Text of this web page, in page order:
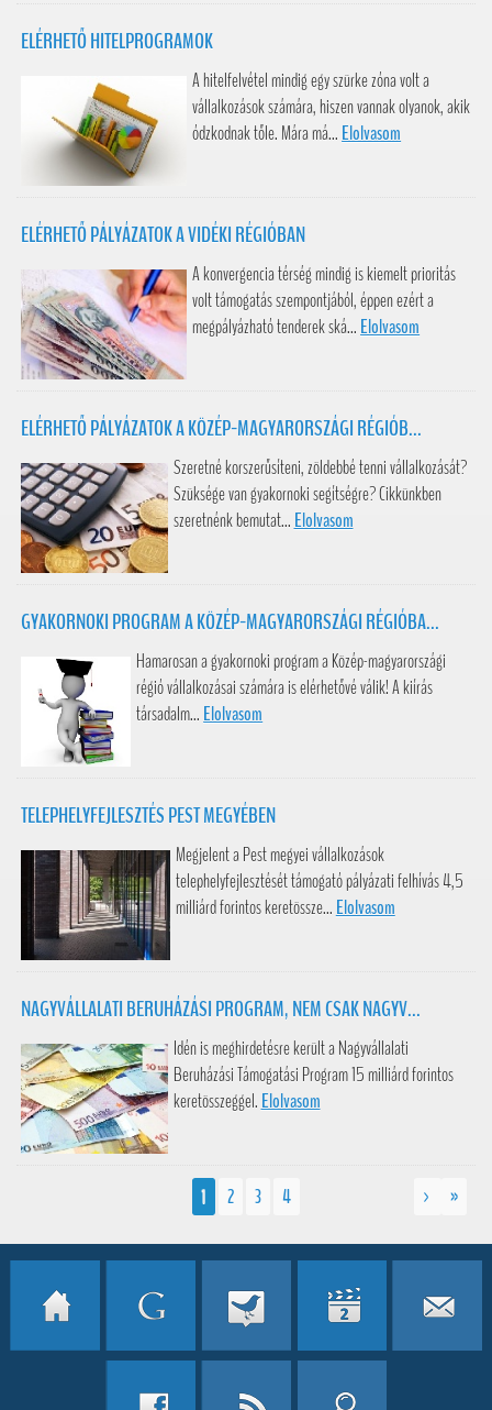
ELÉRHETŐ HITELPROGRAMOK
A hitelfelvétel mindig egy szürke zóna volt a
vállalkozások számára, hiszen vannak olyanok, akik
ódzkodnak tőle. Mára má... Elolvasom
ELÉRHETŐ PÁLYÁZATOK A VIDÉKI RÉGIÓBAN
A konvergencia térség mindig is kiemelt prioritás
volt támogatás szempontjából, éppen ezért a
megpályázható tenderek ská... Elolvasom
ELÉRHETŐ PÁLYÁZATOK A KÖZÉP-MAGYARORSZÁGI RÉGIÓB...
Szeretné korszerűsíteni, zöldebbé tenni vállalkozását?
Szüksége van gyakornoki segítségre? Cikkünkben
szeretnénk bemutat... Elolvasom
GYAKORNOKI PROGRAM A KÖZÉP-MAGYARORSZÁGI RÉGIÓBA...
Hamarosan a gyakornoki program a Közép-magyarországi
régió vállalkozásai számára is elérhetővé válik! A kiírás
társadalm... Elolvasom
TELEPHELYFEJLESZTÉS PEST MEGYÉBEN
Megjelent a Pest megyei vállalkozások
telephelyfejlesztését támogató pályázati felhívás 4,5
milliárd forintos keretössze... Elolvasom
NAGYVÁLLALATI BERUHÁZÁSI PROGRAM, NEM CSAK NAGYV...
Idén is meghirdetésre került a Nagyvállalati
Beruházási Támogatási Program 15 milliárd forintos
keretösszeggel. Elolvasom
1 2 3 4 > »